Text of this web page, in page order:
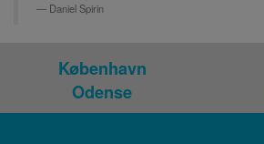
Daniel Spirin
København
Odense